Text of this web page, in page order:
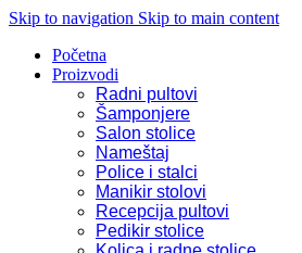
Skip to navigation Skip to main content
Početna
Proizvodi
Radni pultovi
Šamponjere
Salon stolice
Nameštaj
Police i stalci
Manikir stolovi
Recepcija pultovi
Pedikir stolice